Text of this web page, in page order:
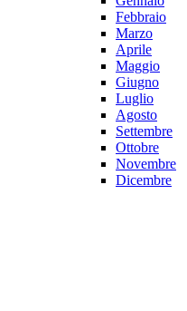
Febbraio
Marzo
Aprile
Maggio
Giugno
Luglio
Agosto
Settembre
Ottobre
Novembre
Dicembre